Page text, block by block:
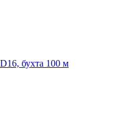
бухта 100 м